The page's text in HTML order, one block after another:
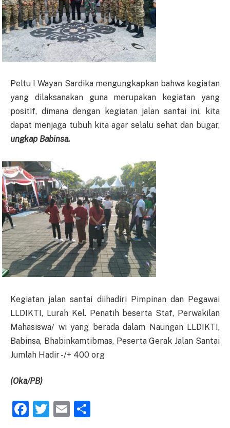
Peltu I Wayan Sardika mengungkapkan bahwa kegiatan
yang dilaksanakan guna merupakan kegiatan yang
positif, dimana dengan kegiatan jalan santai ini, kita
dapat menjaga tubuh kita agar selalu sehat dan bugar,
ungkap Babinsa.
Kegiatan jalan santai diihadiri Pimpinan dan Pegawai
LLDIKTI, Lurah Kel. Penatih beserta Staf, Perwakilan
Mahasiswa/ wi yang berada dalam Naungan LLDIKTI,
Babinsa, Bhabinkamtibmas, Peserta Gerak Jalan Santai
Jumlah Hadir -/+ 400 org
(Oka/PB)
Facebook
Twitter
Email